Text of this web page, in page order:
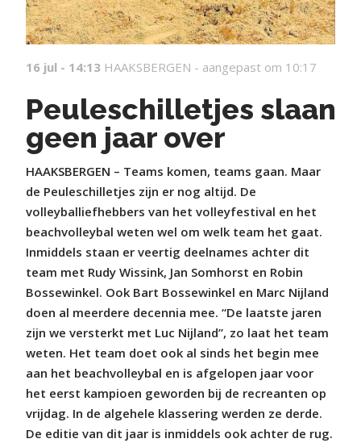
16 jul - 14:13 HAAKSBERGEN - aangepast om 10:17
Peuleschilletjes slaan
geen jaar over
HAAKSBERGEN – Teams komen, teams gaan. Maar
de Peuleschilletjes zijn er nog altijd. De
volleyballiefhebbers van het volleyfestival en het
beachvolleybal weten wel om welk team het gaat.
Inmiddels staan er veertig deelnames achter dit
team met Rudy Wissink, Jan Somhorst en Robin
Bossewinkel. Ook Bart Bossewinkel en Marc Nijland
doen al meerdere decennia mee. “De laatste jaren
zijn we versterkt met Luc Nijland”, zo laat het team
weten. Het team doet ook al sinds het begin mee
aan het beachvolleybal en is afgelopen jaar voor
het eerst kampioen geworden bij de recreanten op
vrijdag. In de algehele klassering werden ze derde.
De editie van dit jaar is inmiddels ook achter de rug.